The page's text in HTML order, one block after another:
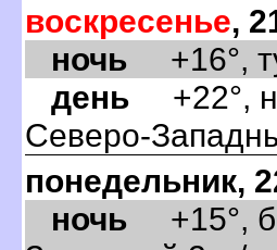
оскресенье,
ночь +16°,
день +22°,
Северо-
понедельник,
ночь +15°,